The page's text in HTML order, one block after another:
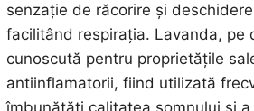
senzație de răcorire și
facilitând respirația. Lavanda, pe
cunoscută pentru proprietățile
antiinflamatorii, fiind utilizată